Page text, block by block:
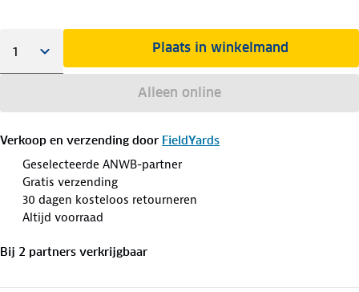
Plaats in winkelmand
Alleen online
Verkoop en verzending door FieldYards
Geselecteerde ANWB-partner
Gratis verzending
30 dagen kosteloos retourneren
Altijd voorraad
Bij 2 partners verkrijgbaar